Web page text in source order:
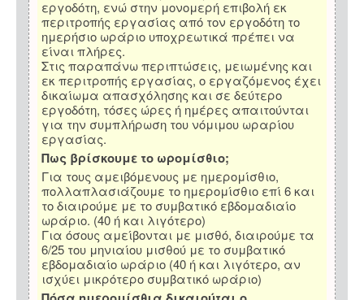
εργοδότη, ενώ στην μονομερή επιβολή εκ
περιτροπής εργασίας από τον εργοδότη το
ημερήσιο ωράριο υποχρεωτικά πρέπει να
είναι πλήρες.
Στις παραπάνω περιπτώσεις, μειωμένης και
εκ περιτροπής εργασίας, ο εργαζόμενος έχει
δικαίωμα απασχόλησης και σε δεύτερο
εργοδότη, τόσες ώρες ή ημέρες απαιτούνται
για την συμπλήρωση του νόμιμου ωραρίου
εργασίας.
Πως βρίσκουμε το ωρομίσθιο;
Για τους αμειβόμενους με ημερομίσθιο,
πολλαπλασιάζουμε το ημερομίσθιο επί 6 και
το διαιρούμε με το συμβατικό εβδομαδιαίο
ωράριο. (40 ή και λιγότερο)
Για όσους αμείβονται με μισθό, διαιρούμε τα
6/25 του μηνιαίου μισθού με το συμβατικό
εβδομαδιαίο ωράριο (40 ή και λιγότερο, αν
ισχύει μικρότερο συμβατικό ωράριο)